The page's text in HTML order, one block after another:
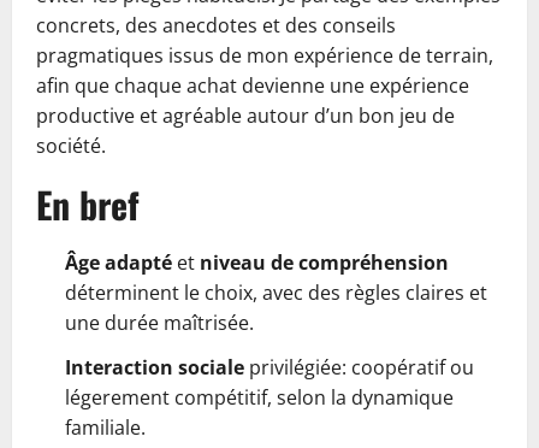
concrets, des anecdotes et des conseils
pragmatiques issus de mon expérience de terrain,
afin que chaque achat devienne une expérience
productive et agréable autour d’un bon jeu de
société.
En bref
Âge adapté et niveau de compréhension
déterminent le choix, avec des règles claires et
une durée maîtrisée.
Interaction sociale privilégiée: coopératif ou
légerement compétitif, selon la dynamique
familiale.